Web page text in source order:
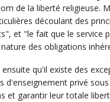
de la liberté religieuse.
découlant des
et "le fait que le service
des obligations
qu'il existe des
d'enseignement privé
et garantir leur totale